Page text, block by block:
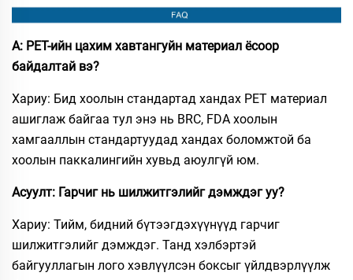
А: PET-ийн цахим хавтангуйн материал ёсоор
байдалтай вэ?
Хариу: Бид хоолын стандартад хандах PET материал
ашиглаж байгаа тул энэ нь BRC, FDA хоолын
хамгааллын стандартуудад хандах боломжтой ба
хоолын паккалингийн хувьд аюулгүй юм.
Асуулт: Гарчиг нь шилжитгэлийг дэмждэг уу?
Хариу: Тийм, бидний бүтээгдэхүүнүүд гарчиг
шилжитгэлийг дэмждэг. Танд хэлбэртэй
байгууллагын лого хэвлүүлсэн боксыг үйлдвэрлүүлж